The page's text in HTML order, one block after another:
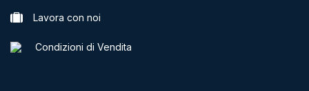
Lavora con noi
Condizioni di Vendita